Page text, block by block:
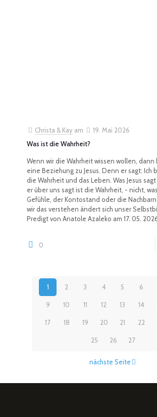
Christa & Kay am
19. Mai 2026
Was ist die Wahrheit?
Wenn wir die Wahrheit wissen wollen, dann
eine Beziehung zu Jesus. Denn er sagt: Ich
die Wahrheit und das Leben. Was Jesus sagt
er über uns sagt ist die Wahrheit, - nicht,
Gefühle, der Kontostand oder die
wir das verstehen ändert sich unser
Predigt von Anatole Azaleko am 17. 05.
0
1 2 3 4 5 6
9 10 11 12 13 14
17 18 19 20 21 22
25 26 27
nächste Seite